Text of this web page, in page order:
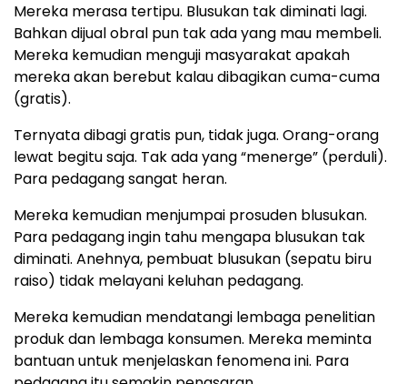
Mereka merasa tertipu. Blusukan tak diminati lagi.
Bahkan dijual obral pun tak ada yang mau membeli.
Mereka kemudian menguji masyarakat apakah
mereka akan berebut kalau dibagikan cuma-cuma
(gratis).
Ternyata dibagi gratis pun, tidak juga. Orang-orang
lewat begitu saja. Tak ada yang “menerge” (perduli).
Para pedagang sangat heran.
Mereka kemudian menjumpai prosuden blusukan.
Para pedagang ingin tahu mengapa blusukan tak
diminati. Anehnya, pembuat blusukan (sepatu biru
raiso) tidak melayani keluhan pedagang.
Mereka kemudian mendatangi lembaga penelitian
produk dan lembaga konsumen. Mereka meminta
bantuan untuk menjelaskan fenomena ini. Para